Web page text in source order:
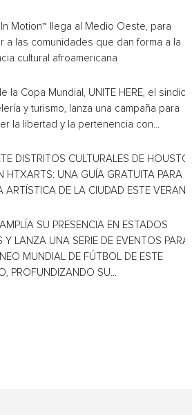
Motion™ llega al Medio Oeste, para
a las comunidades que dan forma a la
cultural afroamericana
la Copa Mundial, UNITE HERE, el
y turismo, lanza una campaña para
la libertad y la pertenencia con...
DISTRITOS CULTURALES DE
HTXARTS: UNA GUÍA GRATUITA PARA
ARTÍSTICA DE LA CIUDAD ESTE
SU PRESENCIA EN ESTADOS
Y LANZA UNA SERIE DE EVENTOS PARA
MUNDIAL DE FÚTBOL DE ESTE
PROFUNDIZANDO SU...